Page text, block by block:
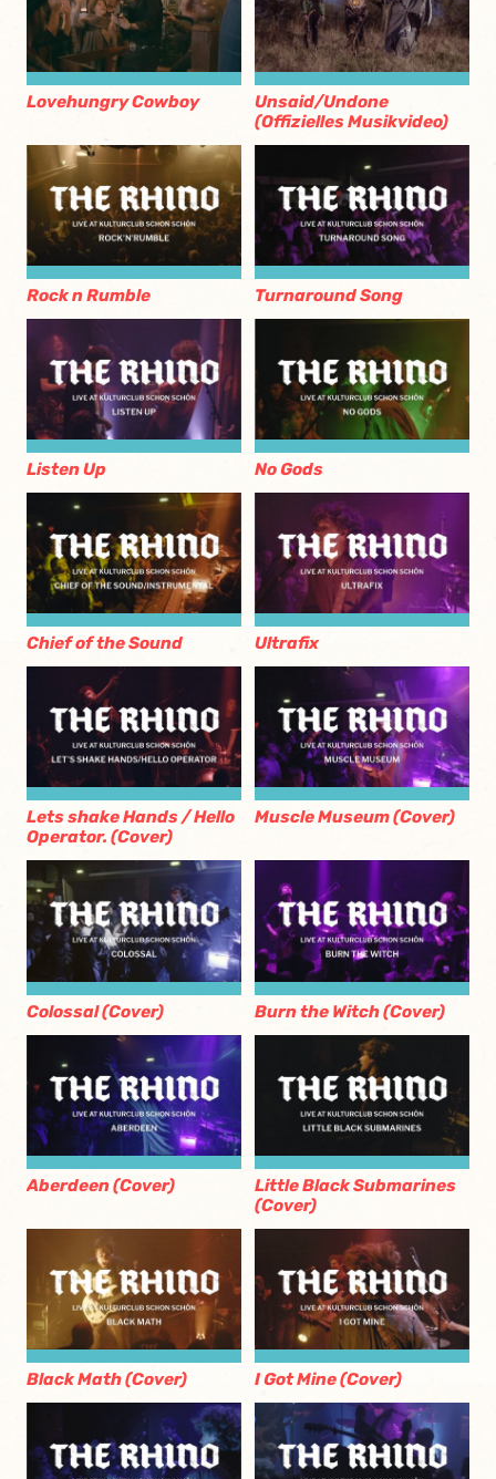
Lovehungry Cowboy
Unsaid/Undone
(Offizielles Musikvideo)
Rock n Rumble Turnaround Song
Listen Up No Gods
Chief of the Sound Ultrafix
Lets shake Hands / Hello
Operator. (Cover)
Muscle Museum (Cover)
Colossal (Cover) Burn the Witch (Cover)
Aberdeen (Cover)
Little Black Submarines
(Cover)
Black Math (Cover) I Got Mine (Cover)